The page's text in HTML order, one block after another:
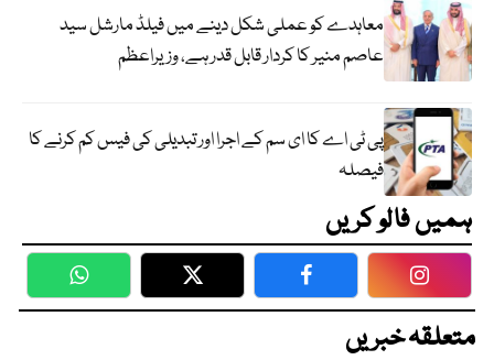
معاہدے کو عملی شکل دینے میں فیلڈ مارشل سید
عاصم منیر کا کردار قابل قدر ہے، وزیراعظم
پی ٹی اے کا ای سم کے اجرا اور تبدیلی کی فیس کم کرنے کا
فیصلہ
ہمیں فالو کریں
WhatsApp Twitter Facebook
متعلقہ خبریں